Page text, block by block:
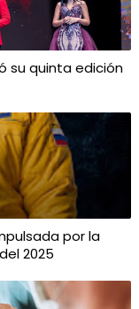
su quinta edición
por la
2025